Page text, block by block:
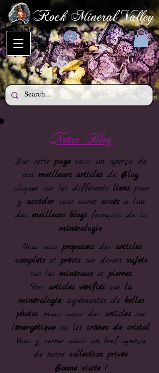
Rock Mineral Valley
Se connecter
Notre Blog
Sur cettepage voici un aperçu de
nos meilleurs articlesde Blog,
cliquez sur les différents liens pour
y accéder, vous aurez accès à l’un
des meilleurs blogs français de la
minéralogie.
Nous vousproposons des articles
complets etprécis sur divers sujets
sur les minéraux etpierres.
Des articles vérifiéssurla
minéralogie, agrémentés de belles
photos, mais aussi des articlessur
l’énergétique ou les crânes de cristal.
Vous y verrez aussi un bref aperçu
de notre collection privée.
Bonne visite !